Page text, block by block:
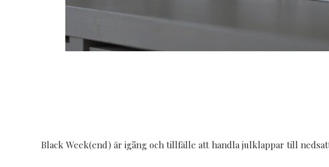
Black Week(end) är igång och tillfälle att handla julklappar till